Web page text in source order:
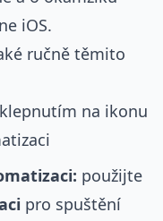
iOS.
ručně těmito
klepnutím na ikonu
použijte
pro spuštění